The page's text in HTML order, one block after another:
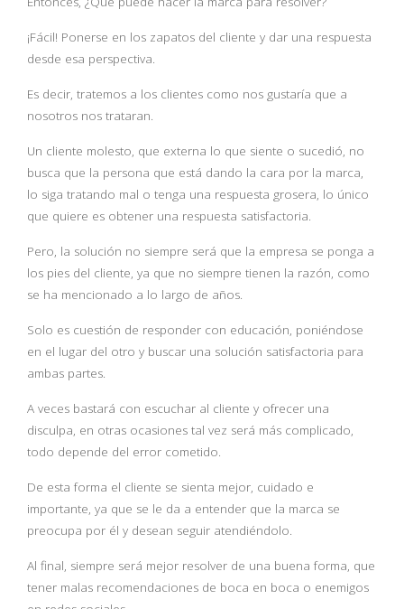
¡Fácil! Ponerse en los zapatos del cliente y dar una respuesta
desde esa perspectiva.
Es decir, tratemos a los clientes como nos gustaría que a
nosotros nos trataran.
Un cliente molesto, que externa lo que siente o sucedió, no
busca que la persona que está dando la cara por la marca,
lo siga tratando mal o tenga una respuesta grosera, lo único
que quiere es obtener una respuesta satisfactoria.
Pero, la solución no siempre será que la empresa se ponga a
los pies del cliente, ya que no siempre tienen la razón, como
se ha mencionado a lo largo de años.
Solo es cuestión de responder con educación, poniéndose
en el lugar del otro y buscar una solución satisfactoria para
ambas partes.
A veces bastará con escuchar al cliente y ofrecer una
disculpa, en otras ocasiones tal vez será más complicado,
todo depende del error cometido.
De esta forma el cliente se sienta mejor, cuidado e
importante, ya que se le da a entender que la marca se
preocupa por él y desean seguir atendiéndolo.
Al final, siempre será mejor resolver de una buena forma, que
tener malas recomendaciones de boca en boca o enemigos